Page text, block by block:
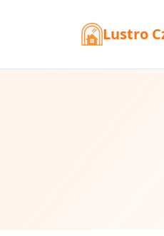
Lustro